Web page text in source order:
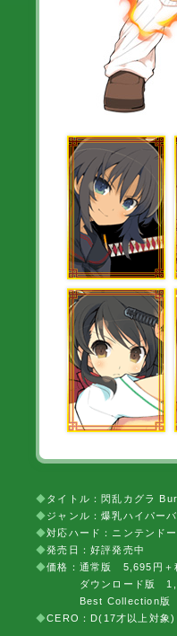
◆ タイトル：閃乱カグラ
◆ ジャンル：爆乳ハイパー
◆対応ハード：ニンテンド
◆発売日：好評発売中
◆価格：通常版 5,695円＋
ダウンロード版 1,759
Best Collection版
◆CERO：D(17才以上対象)